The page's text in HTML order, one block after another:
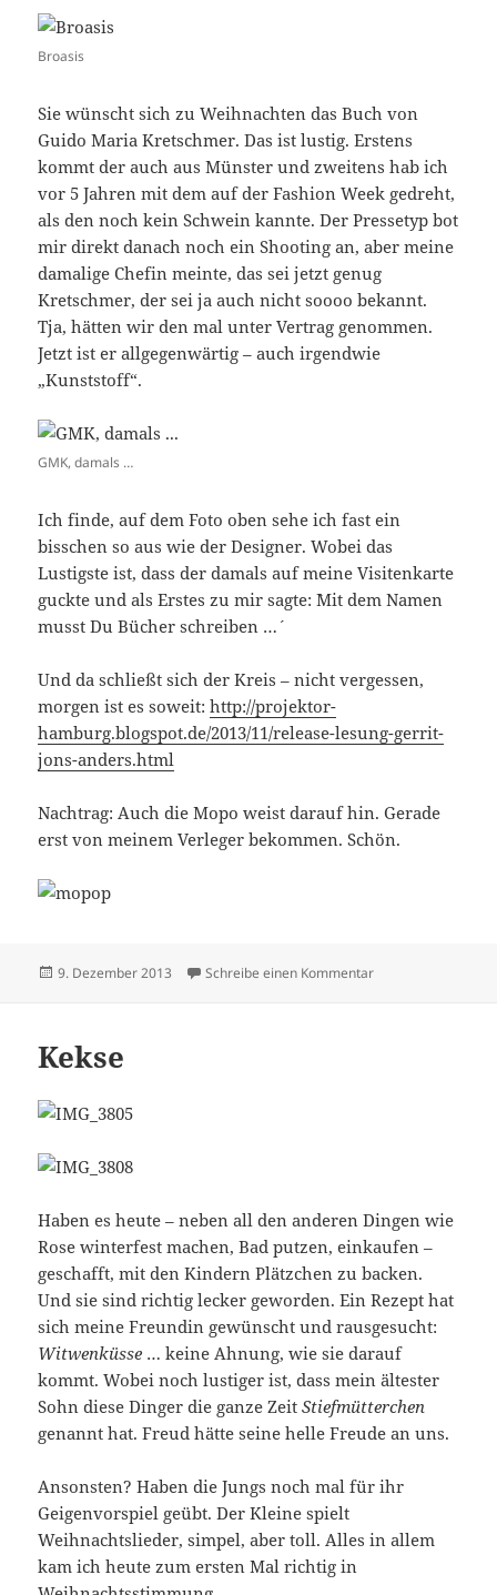
Broasis
Sie wünscht sich zu Weihnachten das Buch von
Guido Maria Kretschmer. Das ist lustig. Erstens
kommt der auch aus Münster und zweitens hab ich
vor 5 Jahren mit dem auf der Fashion Week gedreht,
als den noch kein Schwein kannte. Der Pressetyp bot
mir direkt danach noch ein Shooting an, aber meine
damalige Chefin meinte, das sei jetzt genug
Kretschmer, der sei ja auch nicht soooo bekannt.
Tja, hätten wir den mal unter Vertrag genommen.
Jetzt ist er allgegenwärtig – auch irgendwie
„Kunststoff“.
GMK, damals …
Ich finde, auf dem Foto oben sehe ich fast ein
bisschen so aus wie der Designer. Wobei das
Lustigste ist, dass der damals auf meine Visitenkarte
guckte und als Erstes zu mir sagte: `Mit dem Namen
musst Du Bücher schreiben …´
Und da schließt sich der Kreis – nicht vergessen,
morgen ist es soweit:http://projektor-
hamburg.blogspot.de/2013/11/release-lesung-gerrit-
jons-anders.html
Nachtrag: Auch die Mopo weist darauf hin. Gerade
erst von meinem Verleger bekommen. Schön.
Veröffentlicht
9. Dezember 2013 Schreibe einen Kommentarzu GMKunststoff
Kekse
Haben es heute – neben all den anderen Dingen wie
Rose winterfest machen, Bad putzen, einkaufen –
geschafft, mit den Kindern Plätzchen zu backen.
Und sie sind richtig lecker geworden. Ein Rezept hat
sich meine Freundin gewünscht und rausgesucht:
Witwenküsse … keine Ahnung, wie sie darauf
kommt. Wobei noch lustiger ist, dass mein ältester
Sohn diese Dinger die ganze ZeitStiefmütterchen
genannt hat. Freud hätte seine helle Freude an uns.
Ansonsten? Haben die Jungs noch mal für ihr
Geigenvorspiel geübt. Der Kleine spielt
Weihnachtslieder, simpel, aber toll. Alles in allem
kam ich heute zum ersten Mal richtig in